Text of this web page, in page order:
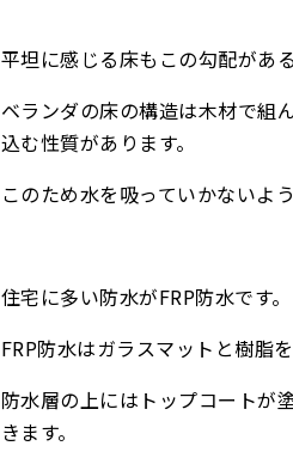
平坦に感じる床もこの勾配があ
ベランダの床の構造は木材で組
込む性質があります。
このため水を吸っていかないよ
住宅に多い防水がFRP防水です。
FRP防水はガラスマットと樹脂
防水層の上にはトップコートが
きます。